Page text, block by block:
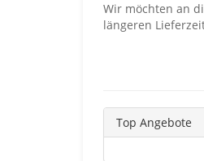
Wir möchten an
längeren
Top Angebote